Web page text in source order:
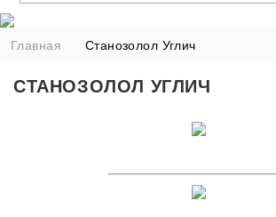
Главная Станозолол Углич
СТАНОЗОЛОЛ УГЛИЧ